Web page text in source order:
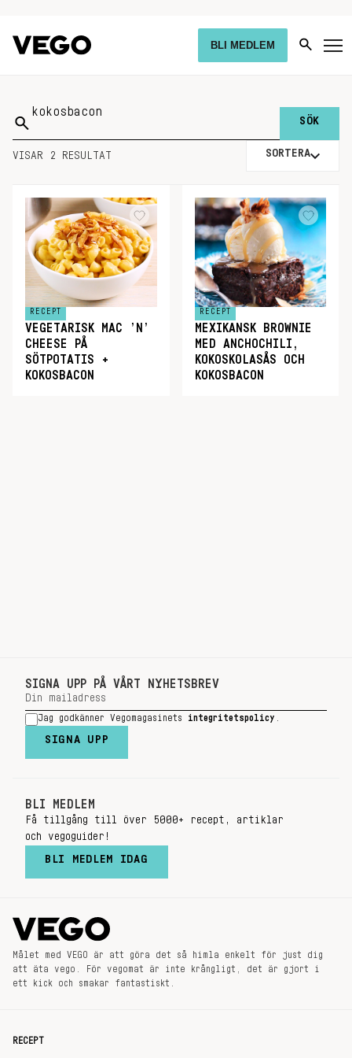
BLI MEDLEM
Sök
på:
VISAR 2 RESULTAT SORTERA
RECEPT
VEGETARISK MAC ’N’
CHEESE PÅ
SÖTPOTATIS +
KOKOSBACON
RECEPT
MEXIKANSK BROWNIE
MED ANCHOCHILI,
KOKOSKOLASÅS OCH
KOKOSBACON
SIGNA UPP PÅ VÅRT NYHETSBREV
Jag godkänner Vegomagasinets integritetspolicy
SIGNA UPP
BLI MEDLEM
Få tillgång till över 5000+ recept, artiklar
och vegoguider!
BLI MEDLEM IDAG
Målet med VEGO är att göra det så himla enkelt för just dig
att äta vego. För vegomat är inte krångligt, det är gjort i
ett kick och smakar fantastiskt.
RECEPT